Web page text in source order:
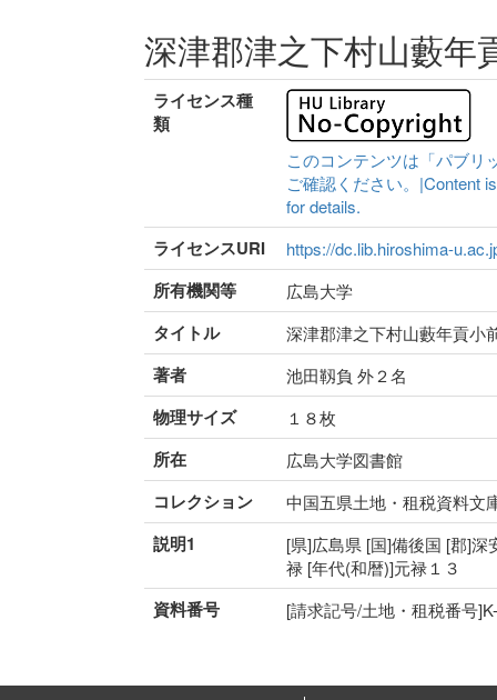
深津郡津之下村山藪年
ライセンス種
類
このコンテンツは「パブリ
ご確認ください。|Content
for details.
ライセンスURI https://dc.lib.hiroshima-
所有機関等 広島大学
タイトル 深津郡津之下村山藪年貢小
著者 池田靱負 外２名
物理サイズ １８枚
所在 広島大学図書館
コレクション 中国五県土地・租税資料文
説明1
[県]広島県 [国]備後国 [郡]
禄 [年代(和暦)]元禄１３
資料番号 [請求記号/土地・租税番号